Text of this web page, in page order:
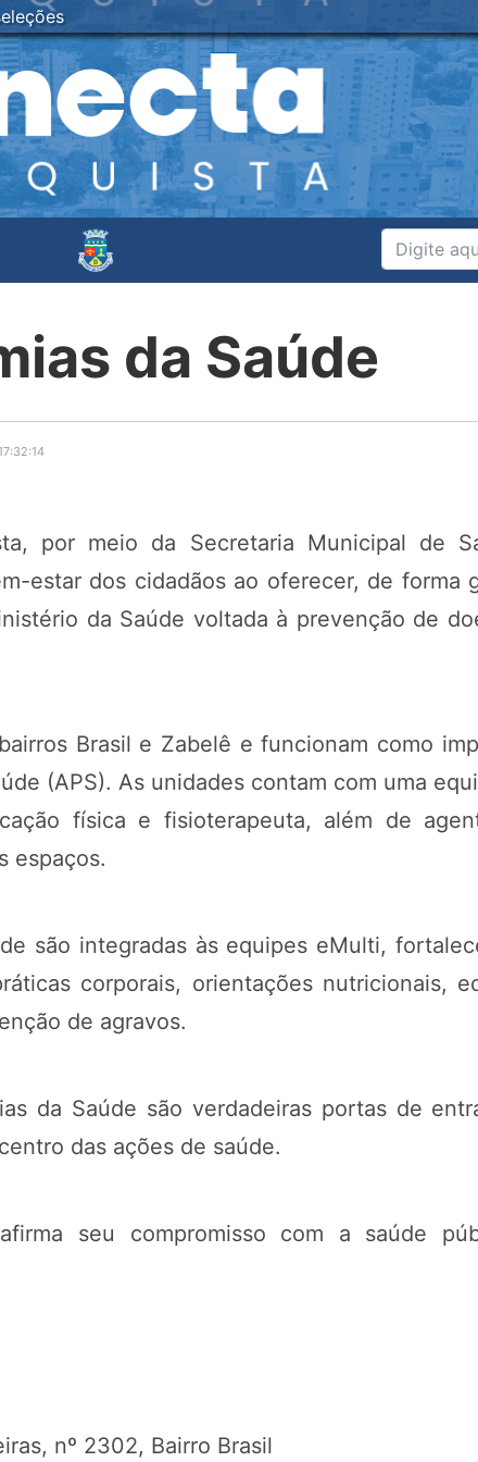
da Saúde
por meio da Secretaria Municipal de
estar dos cidadãos ao oferecer, de forma
da Saúde voltada à prevenção de
Brasil e Zabelê e funcionam como
(APS). As unidades contam com uma
física e fisioterapeuta, além de
espaços.
são integradas às equipes eMulti,
corporais, orientações nutricionais,
de agravos.
da Saúde são verdadeiras portas de
das ações de saúde.
seu compromisso com a saúde
nº 2302, Bairro Brasil